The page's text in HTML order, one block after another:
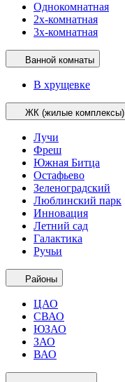
Однокомнатная
2х-комнатная
3х-комнатная
Ванной комнаты
В хрущевке
ЖК (жилые комплексы)
Лучи
Фреш
Южная Битца
Остафьево
Зеленоградский
Люблинский парк
Инновация
Летний сад
Галактика
Ручьи
Районы
ЦАО
СВАО
ЮЗАО
ЗАО
ВАО